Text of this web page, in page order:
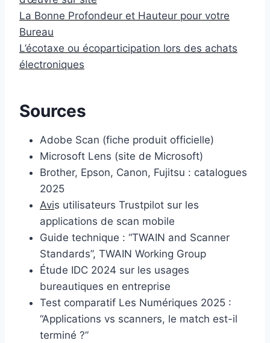
La Bonne Profondeur et Hauteur pour votre
Bureau
L’écotaxe ou écoparticipation lors des achats
électroniques
Sources
Adobe Scan (fiche produit officielle)
Microsoft Lens (site de Microsoft)
Brother, Epson, Canon, Fujitsu : catalogues
2025
Avis utilisateurs Trustpilot sur les
applications de scan mobile
Guide technique : “TWAIN and Scanner
Standards”, TWAIN Working Group
Étude IDC 2024 sur les usages
bureautiques en entreprise
Test comparatif Les Numériques 2025 :
“Applications vs scanners, le match est-il
terminé ?”